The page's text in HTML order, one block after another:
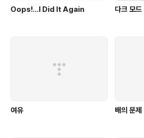
Oops!…I Did It Again 다크 모
여유 배의 문제